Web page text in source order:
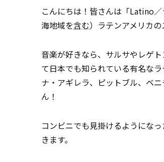
こんにちは！皆さんは「Latino
海地域を含む）ラテンアメリカ
音楽が好きなら、サルサやレゲ
て日本でも知られている有名な
ナ・アギレラ、ピットブル、ベ
ん！
コンビニでも見掛けるようにな
きます。